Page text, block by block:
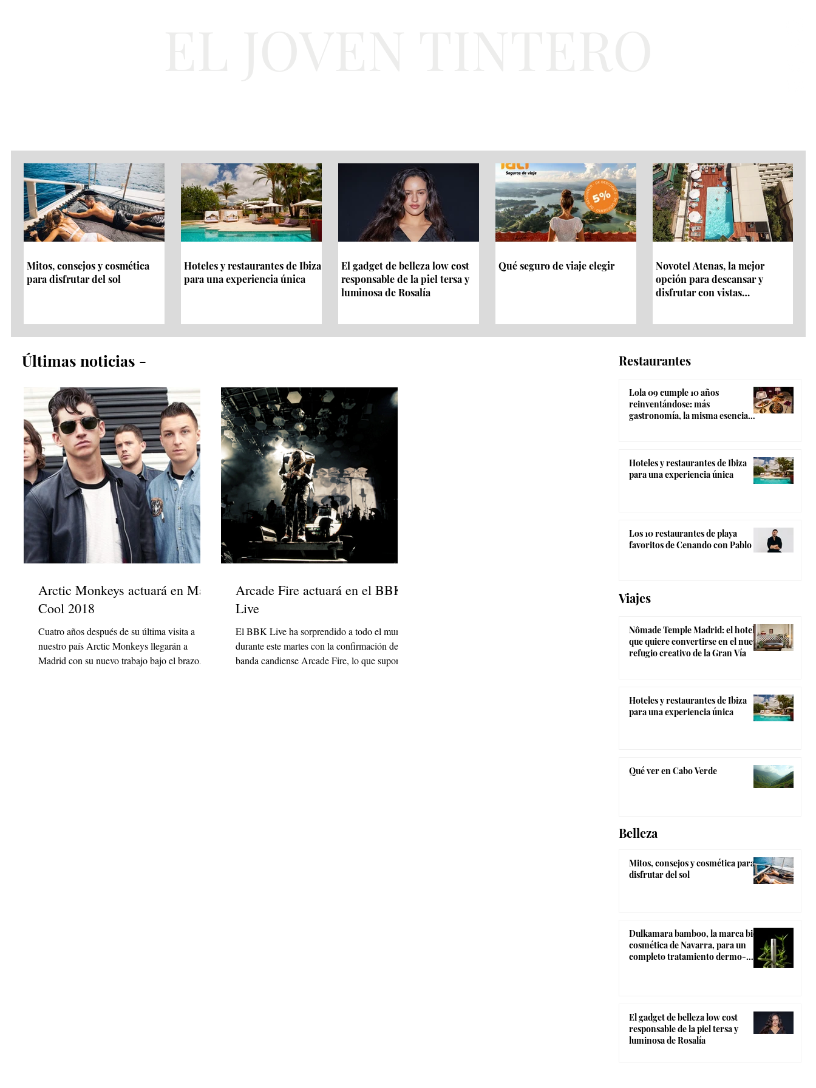
Mitos, consejos y cosmética
para disfrutar del sol
Hoteles y restaurantes de Ibiza
para una experiencia única
El gadget de belleza low cost
responsable de la piel tersa y
luminosa de Rosalía
Qué seguro de viaje elegir
Novotel Atenas, la mejor
opción para descansar y
disfrutar con vistas
​Últimas noticias​ -
Arctic Monkeys actuará en Mad
Cool 2018
Cuatro años después de su última visita a
nuestro país Arctic Monkeys llegarán a
Madrid con su nuevo trabajo bajo el brazo.
Arcade Fire actuará en el BBK
Live
El BBK Live ha sorprendido a todo el mundo
durante este martes con la confirmación de la
banda candiense Arcade Fire, lo que supone
Restaurantes
Lola 09 cumple 10 años
reinventándose: más
gastronomía, la misma esencia
Hoteles y restaurantes de Ibiza
para una experiencia única
Los 10 restaurantes de playa
favoritos de Cenando con Pablo
Viajes
Nômade Temple Madrid: el hotel
que quiere convertirse en el nuevo
refugio creativo de la Gran Vía
Hoteles y restaurantes de Ibiza
para una experiencia única
Qué ver en Cabo Verde
Belleza
Mitos, consejos y cosmética para
disfrutar del sol
Dulkamara bamboo, la marca bio-
cosmética de Navarra, para un
completo tratamiento dermo-
El gadget de belleza low cost
responsable de la piel tersa y
luminosa de Rosalía